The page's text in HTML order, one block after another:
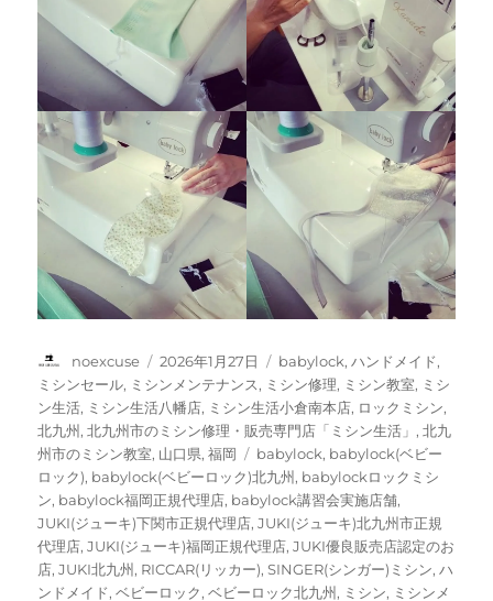
投
稿
者
noexcuse
投
稿
日:
2026年1月27日
カ
テ
ゴ
リ
ー
babylock,ハンドメイド,
ミシンセール, ミシンメンテナンス, ミシン修理, ミシン教室, ミシ
ン生活, ミシン生活八幡店, ミシン生活小倉南本店, ロックミシン,
北九州,北九州市のミシン修理・販売専門店「ミシン生活」,北九
州市のミシン教室, 山口県,福岡
タ
グ
babylock, babylock(ベビー
ロック), babylock(ベビーロック)北九州, babylockロックミシ
ン, babylock福岡正規代理店, babylock講習会実施店舗,
JUKI(ジューキ)下関市正規代理店,JUKI(ジューキ)北九州市正規
代理店,JUKI(ジューキ)福岡正規代理店,JUKI優良販売店認定のお
店,JUKI北九州, RICCAR(リッカー),SINGER(シンガー)ミシン,ハ
ンドメイド,ベビーロック,ベビーロック北九州, ミシン, ミシンメ